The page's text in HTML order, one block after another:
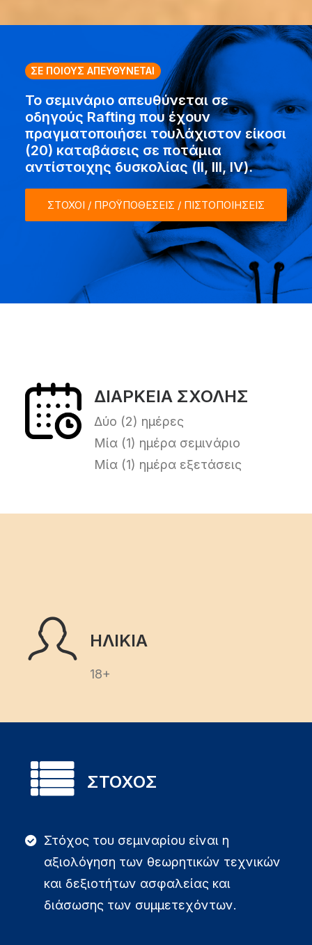
ΣΕ ΠΟΙΟΥΣ ΑΠΕΥΘΥΝΕΤΑΙ
Το σεμινάριο απευθύνεται σε
οδηγούς Rafting που έχουν
πραγματοποιήσει τουλάχιστον είκοσι
(20) καταβάσεις σε ποτάμια
αντίστοιχης δυσκολίας (II, III, IV).
ΣΤΟΧΟΙ / ΠΡΟΫΠΟΘΕΣΕΙΣ / ΠΙΣΤΟΠΟΙΗΣΕΙΣ
ΔΙΑΡΚΕΙΑ ΣΧΟΛΗΣ
Δύο (2) ημέρες
Μία (1) ημέρα σεμινάριο
Μία (1) ημέρα εξετάσεις
ΗΛΙΚΙΑ
18+
ΣΤΟΧΟΣ
Στόχος του σεμιναρίου είναι η
αξιολόγηση των θεωρητικών τεχνικών
και δεξιοτήτων ασφαλείας και
διάσωσης των συμμετεχόντων.